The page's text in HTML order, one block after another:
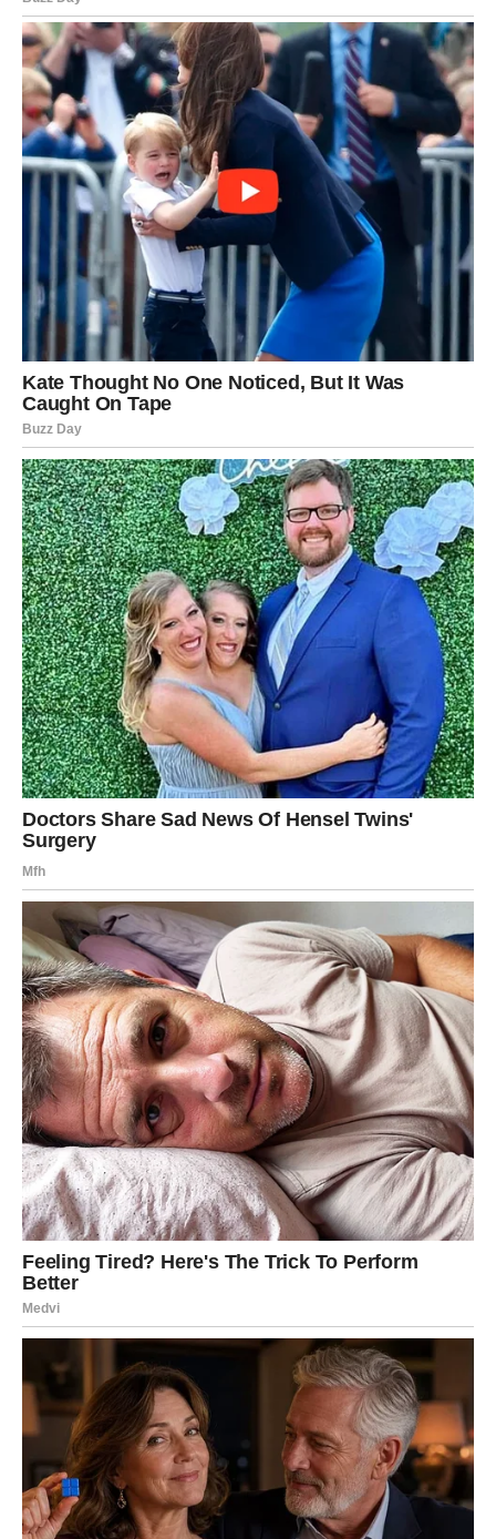
Pred vama su trenuci puni topline i sreće.
Indijski horoskop do kraja proljeća pokazuje da mnoge
znakove Zodijaka očekuju velike promjene, ali posebno
će blistati Rakovi, Lavovi i Vage kojima drevna astrologija
donosi ljubav, uspjeh i unutrašnji mir.
Ovo je period tokom kojeg univerzum pokazuje da se
najveće životne promjene dešavaju onda kada konačno
počnemo vjerovati vlastitoj intuiciji.